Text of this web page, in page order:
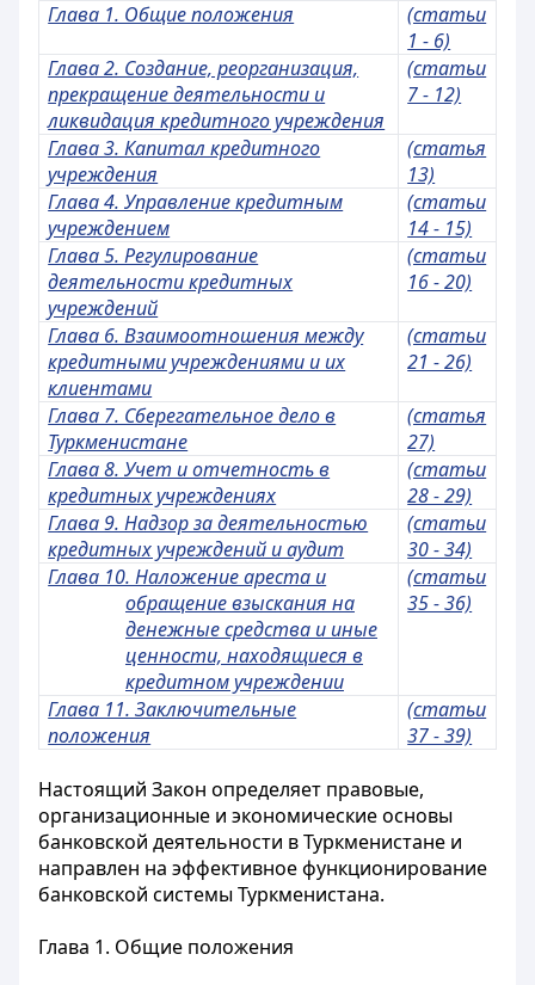
Глава 1. Общие положения
(статьи
1 - 6)
Глава 2. Создание, реорганизация,
прекращение деятельности и
ликвидация кредитного учреждения
(статьи
7 - 12)
Глава 3. Капитал кредитного
учреждения
(статья
13)
Глава 4. Управление кредитным
учреждением
(статьи
14 - 15)
Глава 5. Регулирование
деятельности кредитных
учреждений
(статьи
16 - 20)
Глава 6. Взаимоотношения между
кредитными учреждениями и их
клиентами
(статьи
21 - 26)
Глава 7. Сберегательное дело в
Туркменистане
(статья
27)
Глава 8. Учет и отчетность в
кредитных учреждениях
(статьи
28 - 29)
Глава 9. Надзор за деятельностью
кредитных учреждений и аудит
(статьи
30 - 34)
Глава 10. Наложение ареста и
обращение взыскания на
денежные средства и иные
ценности, находящиеся в
кредитном учреждении
(статьи
35 - 36)
Глава 11. Заключительные
положения
(статьи
37 - 39)
Настоящий Закон определяет правовые,
организационные и экономические основы
банковской деятельности в Туркменистане и
направлен на эффективное функционирование
банковской системы Туркменистана.
Глава 1. Общие положения